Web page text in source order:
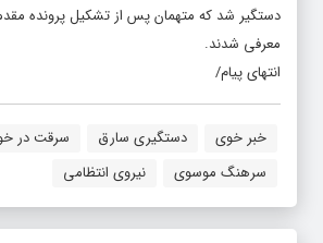
دستگیر شد که متهمان پس از تشکیل پرونده
معرفی شدند.
انتهای پیام/
خبر خوی دستگیری سارق
سرقت در
سرهنگ موسوی
نیروی انتظامی